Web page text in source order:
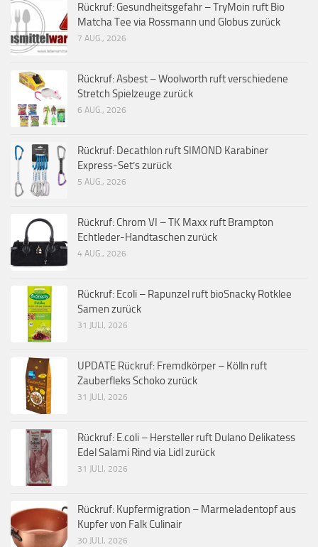
Rückruf: Gesundheitsgefahr – TryMoin ruft Bio
Matcha Tee via Rossmann und Globus zurück
7 AUG., 2026
Rückruf: Asbest – Woolworth ruft verschiedene
Stretch Spielzeuge zurück
6 AUG., 2026
Rückruf: Decathlon ruft SIMOND Karabiner
Express-Set’s zurück
5 AUG., 2026
Rückruf: Chrom VI – TK Maxx ruft Brampton
Echtleder-Handtaschen zurück
4 AUG., 2026
Rückruf: Ecoli – Rapunzel ruft bioSnacky Rotklee
Samen zurück
31 JULI, 2026
UPDATE Rückruf: Fremdkörper – Kölln ruft
Zauberfleks Schoko zurück
31 JULI, 2026
Rückruf: E.coli – Hersteller ruft Dulano Delikatess
Edel Salami Rind via Lidl zurück
31 JULI, 2026
Rückruf: Kupfermigration – Marmeladentopf aus
Kupfer von Falk Culinair
30 JULI, 2026